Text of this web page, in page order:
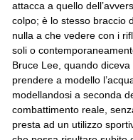
attacca a quello
colpo; è lo stesso braccio
nulla a che vedere con i
soli o
Bruce Lee, quando
prendere a modello
modellandosi a seconda
combattimento reale,
presta ad un utilizzo